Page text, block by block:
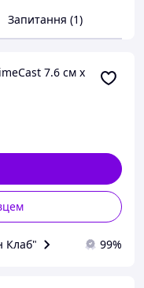
Запитання (1)
7.6 см х
Клаб" 99%